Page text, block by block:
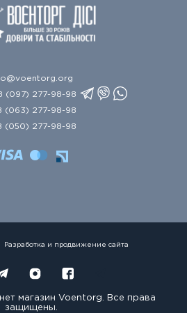
(097) 277-98-98
(063) 277-98-98
(050) 277-98-98
магазин Voentorg. Все права
защищены.
Разработка и продвижение сайта